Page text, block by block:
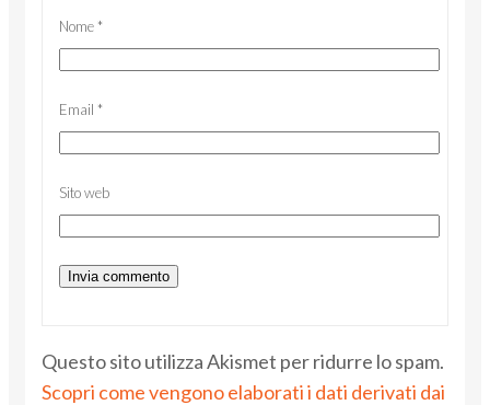
Nome *
Email *
Sito web
Questo sito utilizza Akismet per ridurre lo spam.
Scopri come vengono elaborati i dati derivati dai